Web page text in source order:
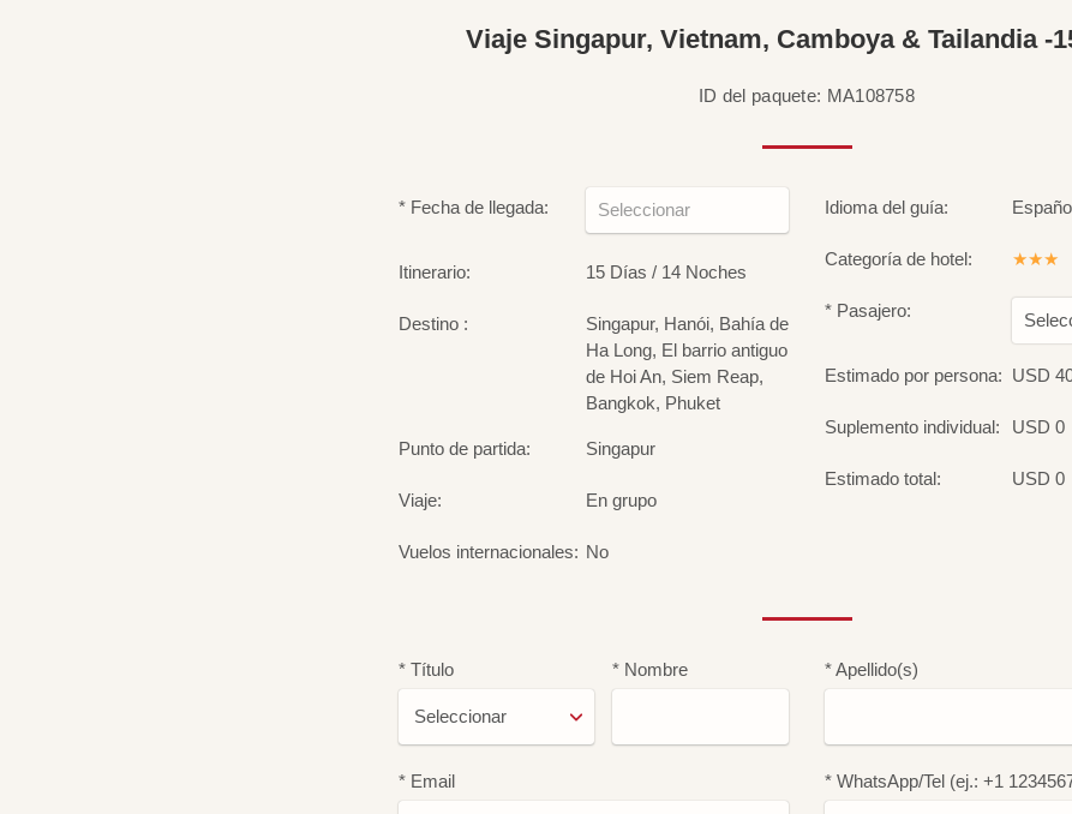
Viaje Singapur, Vietnam, Camboya & Tailandia -
ID del paquete: MA108758
* Fecha de llegada:
Itinerario: 15 Días / 14 Noches
Destino :
Singapur, Hanói, Bahía de
Ha Long, El barrio antiguo
de Hoi An, Siem Reap,
Bangkok, Phuket
Punto de partida: Singapur
Viaje: En grupo
Vuelos internacionales: No
Idioma del guía:
Categoría de hotel: ★★★
* Pasajero:
Estimado por persona: USD
Suplemento individual: USD 0
Estimado total: USD 0
* Título * Nombre * Apellido(s)
* Email * WhatsApp/Tel (ej.: +1